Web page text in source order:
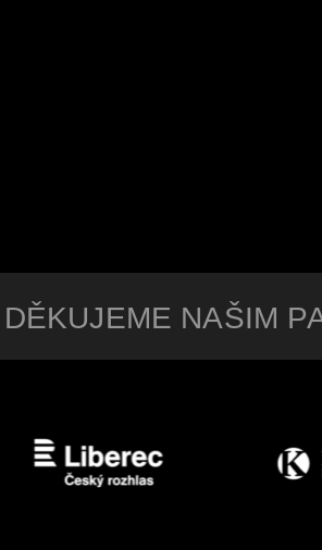
DĚKUJEME NAŠIM